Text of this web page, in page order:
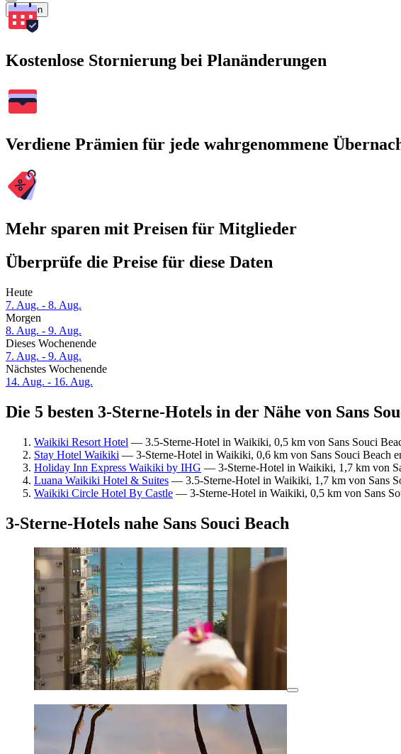
Suchen
Kostenlose Stornierung bei Planänderungen
Verdiene Prämien für jede wahrgenommene
Mehr sparen mit Preisen für Mitglieder
Überprüfe die Preise für diese Daten
Heute
7. Aug. - 8. Aug.
Morgen
8. Aug. - 9. Aug.
Dieses Wochenende
7. Aug. - 9. Aug.
Nächstes Wochenende
14. Aug. - 16. Aug.
Die 5 besten 3-Sterne-Hotels in der Nähe von Sans
Waikiki Resort Hotel — 3.5-Sterne-Hotel in Waikiki, 0,5 km von Sans Souci
Stay Hotel Waikiki — 3-Sterne-Hotel in Waikiki, 0,6 km von Sans Souci Beach
Holiday Inn Express Waikiki by IHG — 3-Sterne-Hotel in Waikiki, 1,7 km von
Luana Waikiki Hotel & Suites — 3.5-Sterne-Hotel in Waikiki, 1,7 km von Sans
Waikiki Circle Hotel By Castle — 3-Sterne-Hotel in Waikiki, 0,5 km von Sans
3-Sterne-Hotels nahe Sans Souci Beach